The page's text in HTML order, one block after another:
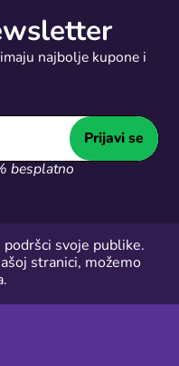
najbolje kupone i
Prijavi se
besplatno
podršci svoje publike.
stranici, možemo